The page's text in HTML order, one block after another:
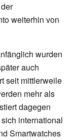
weiterhin von
wurden
auch
seit mittlerweile
mehr als
dagegen
international
Smartwatches